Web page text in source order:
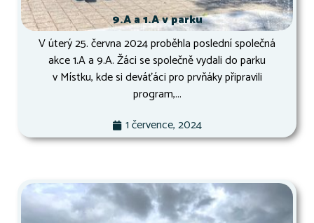
9.A a 1.A v parku
V úterý 25. června 2024 proběhla poslední společná
akce 1.A a 9.A. Žáci se společně vydali do parku
v Místku, kde si deváťáci pro prvňáky připravili
program,...
1 července, 2024